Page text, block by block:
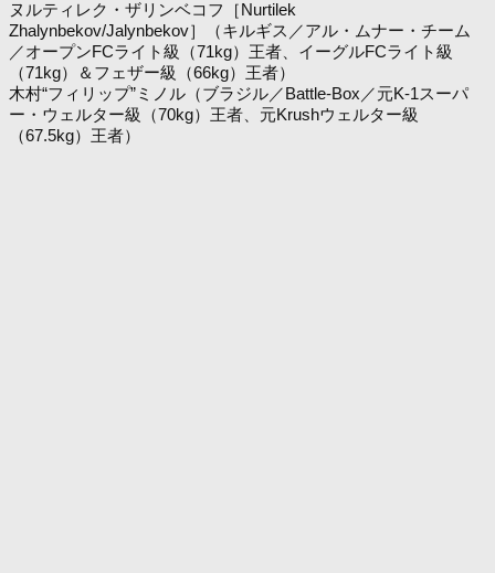
ヌルティレク・ザリンベコフ［Nurtilek
Zhalynbekov/Jalynbekov］（キルギス／アル・ムナー・チーム
／オープンFCライト級（71kg）王者、イーグルFCライト級
（71kg）＆フェザー級（66kg）王者）
木村“フィリップ”ミノル（ブラジル／Battle-Box／元K-1スーパ
ー・ウェルター級（70kg）王者、元Krushウェルター級
（67.5kg）王者）